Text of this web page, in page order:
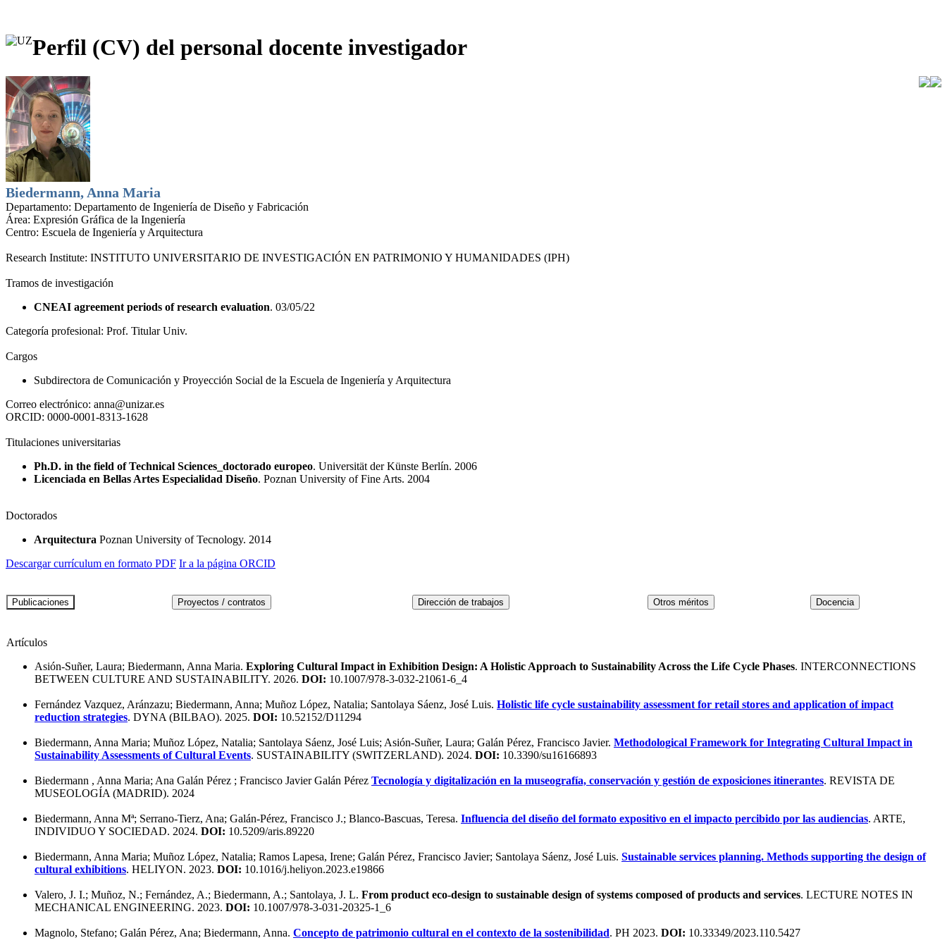
Perfil (CV) del personal docente investigador
Biedermann, Anna Maria
Departamento: Departamento de Ingeniería de Diseño y Fabricación
Área: Expresión Gráfica de la Ingeniería
Centro: Escuela de Ingeniería y Arquitectura
Research Institute: INSTITUTO UNIVERSITARIO DE INVESTIGACIÓN EN PATRIMONIO Y HUMANIDADES (IPH)
Tramos de investigación
CNEAI agreement periods of research evaluation. 03/05/22
Categoría profesional: Prof. Titular Univ.
Cargos
Subdirectora de Comunicación y Proyección Social de la Escuela de Ingeniería y Arquitectura
Correo electrónico: anna@unizar.es
ORCID: 0000-0001-8313-1628
Titulaciones universitarias
Ph.D. in the field of Technical Sciences_doctorado europeo. Universität der Künste Berlín. 2006
Licenciada en Bellas Artes Especialidad Diseño. Poznan University of Fine Arts. 2004
Doctorados
Arquitectura Poznan University of Tecnology. 2014
Descargar currículum en formato PDF Ir a la página ORCID
Artículos
Asión-Suñer, Laura; Biedermann, Anna Maria. Exploring Cultural Impact in Exhibition Design: A Holistic Approach to Sustainability Across the Life Cycle Phases. INTERCONNECTIONS
BETWEEN CULTURE AND SUSTAINABILITY. 2026. DOI: 10.1007/978-3-032-21061-6_4
Fernández Vazquez, Aránzazu; Biedermann, Anna; Muñoz López, Natalia; Santolaya Sáenz, José Luis. Holistic life cycle sustainability assessment for retail stores and application of impact
reduction strategies. DYNA (BILBAO). 2025. DOI: 10.52152/D11294
Biedermann, Anna Maria; Muñoz López, Natalia; Santolaya Sáenz, José Luis; Asión-Suñer, Laura; Galán Pérez, Francisco Javier. Methodological Framework for Integrating Cultural Impact in
Sustainability Assessments of Cultural Events. SUSTAINABILITY (SWITZERLAND). 2024. DOI: 10.3390/su16166893
Biedermann , Anna Maria; Ana Galán Pérez ; Francisco Javier Galán Pérez Tecnología y digitalización en la museografía, conservación y gestión de exposiciones itinerantes. REVISTA DE
MUSEOLOGÍA (MADRID). 2024
Biedermann, Anna Mª; Serrano-Tierz, Ana; Galán-Pérez, Francisco J.; Blanco-Bascuas, Teresa. Influencia del diseño del formato expositivo en el impacto percibido por las audiencias. ARTE,
INDIVIDUO Y SOCIEDAD. 2024. DOI: 10.5209/aris.89220
Biedermann, Anna Maria; Muñoz López, Natalia; Ramos Lapesa, Irene; Galán Pérez, Francisco Javier; Santolaya Sáenz, José Luis. Sustainable services planning. Methods supporting the design of
cultural exhibitions. HELIYON. 2023. DOI: 10.1016/j.heliyon.2023.e19866
Valero, J. I.; Muñoz, N.; Fernández, A.; Biedermann, A.; Santolaya, J. L. From product eco-design to sustainable design of systems composed of products and services. LECTURE NOTES IN
MECHANICAL ENGINEERING. 2023. DOI: 10.1007/978-3-031-20325-1_6
Magnolo, Stefano; Galán Pérez, Ana; Biedermann, Anna. Concepto de patrimonio cultural en el contexto de la sostenibilidad. PH 2023. DOI: 10.33349/2023.110.5427